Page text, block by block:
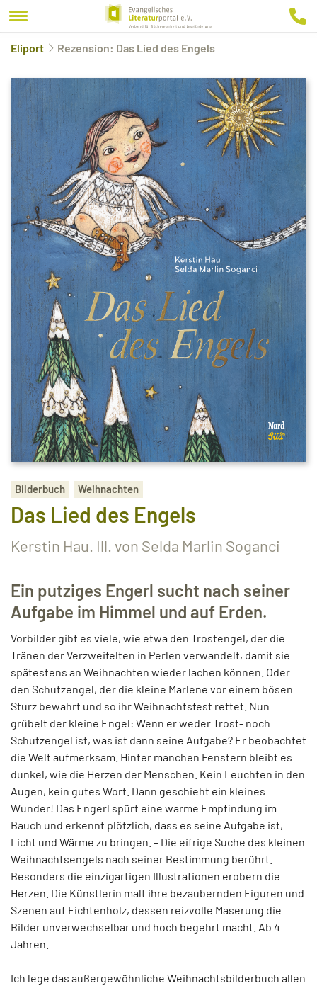
Eliport Rezension: Das Lied des Engels
Bilderbuch Weihnachten
Das Lied des Engels
Kerstin Hau. Ill. von Selda Marlin Soganci
Ein putziges Engerl sucht nach seiner
Aufgabe im Himmel und auf Erden.
Vorbilder gibt es viele, wie etwa den Trostengel, der die
Tränen der Verzweifelten in Perlen verwandelt, damit sie
spätestens an Weihnachten wieder lachen können. Oder
den Schutzengel, der die kleine Marlene vor einem bösen
Sturz bewahrt und so ihr Weihnachtsfest rettet. Nun
grübelt der kleine Engel: Wenn er weder Trost- noch
Schutzengel ist, was ist dann seine Aufgabe? Er beobachtet
die Welt aufmerksam. Hinter manchen Fenstern bleibt es
dunkel, wie die Herzen der Menschen. Kein Leuchten in den
Augen, kein gutes Wort. Dann geschieht ein kleines
Wunder! Das Engerl spürt eine warme Empfindung im
Bauch und erkennt plötzlich, dass es seine Aufgabe ist,
Licht und Wärme zu bringen. – Die eifrige Suche des kleinen
Weihnachtsengels nach seiner Bestimmung berührt.
Besonders die einzigartigen Illustrationen erobern die
Herzen. Die Künstlerin malt ihre bezaubernden Figuren und
Szenen auf Fichtenholz, dessen reizvolle Maserung die
Bilder unverwechselbar und hoch begehrt macht. Ab 4
Jahren.
Ich lege das außergewöhnliche Weihnachtsbilderbuch allen